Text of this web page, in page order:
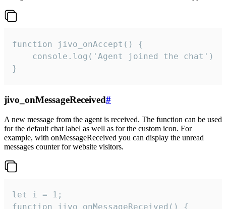
function jivo_onAccept() {
}
jivo_onMessageReceived#
A new message from the agent is received. The function can be used
for the default chat label as well as for the custom icon. For
example, with onMessageReceived you can display the unread
messages counter for website visitors.
let i = 1;
function jivo_onMessageReceived() {